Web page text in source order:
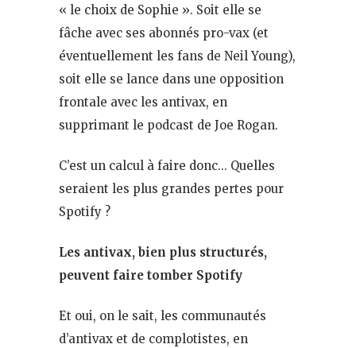
« le choix de Sophie ». Soit elle se
fâche avec ses abonnés pro-vax (et
éventuellement les fans de Neil Young),
soit elle se lance dans une opposition
frontale avec les antivax, en
supprimant le podcast de Joe Rogan.
C’est un calcul à faire donc… Quelles
seraient les plus grandes pertes pour
Spotify ?
Les antivax, bien plus structurés,
peuvent faire tomber Spotify
Et oui, on le sait, les communautés
d’antivax et de complotistes, en